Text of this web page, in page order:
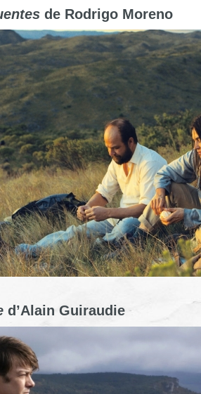
de Rodrigo Moreno
d’Alain Guiraudie